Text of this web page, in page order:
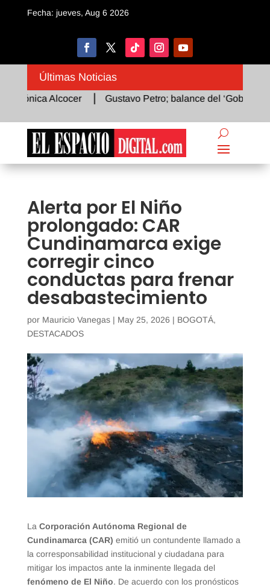
Fecha: jueves, Aug 6 2026
Últimas Noticias
Alcocer Gustavo Petro; balance del ‘Gobierno del
Alerta por El Niño
prolongado: CAR
Cundinamarca exige
corregir cinco
conductas para frenar
desabastecimiento
por Mauricio Vanegas| May 25, 2026 | BOGOTÁ,
DESTACADOS
La Corporación Autónoma Regional de
Cundinamarca (CAR) emitió un contundente llamado a
la corresponsabilidad institucional y ciudadana para
mitigar los impactos ante la inminente llegada del
fenómeno de El Niño. De acuerdo con los pronósticos